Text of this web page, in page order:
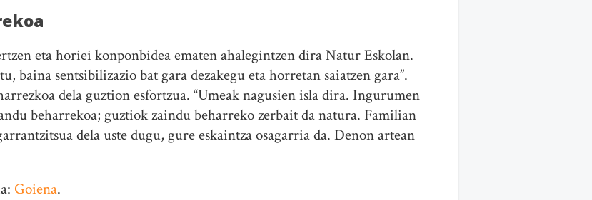
eta horiei konponbidea ematen ahalegintzen dira Natur Eskolan.
baina sentsibilizazio bat gara dezakegu eta horretan saiatzen gara”.
dela guztion esfortzua. “Umeak nagusien isla dira. Ingurumen
beharrekoa; guztiok zaindu beharreko zerbait da natura. Familian
dela uste dugu, gure eskaintza osagarria da. Denon artean
Goiena.